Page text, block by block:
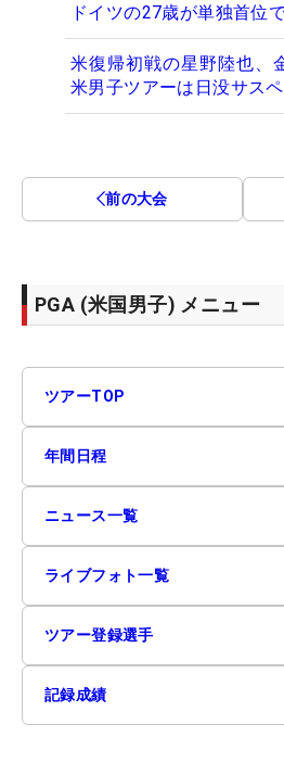
ドイツの27歳が単独首位
米復帰初戦の星野陸也
米男子ツアーは日没サスペ
前の大会
PGA (米国男子) メニュー
ツアーTOP
年間日程
ニュース一覧
ライブフォト一覧
ツアー登録選手
記録成績